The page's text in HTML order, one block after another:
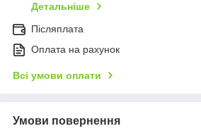
Детальніше
Післяплата
Оплата на рахунок
Всі умови оплати
Умови повернення